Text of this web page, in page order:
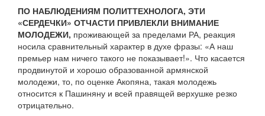
ПО НАБЛЮДЕНИЯМ ПОЛИТТЕХНОЛОГА, ЭТИ
«СЕРДЕЧКИ» ОТЧАСТИ ПРИВЛЕКЛИ ВНИМАНИЕ
МОЛОДЕЖИ, проживающей за пределами РА, реакция
носила сравнительный характер в духе фразы: «А наш
премьер нам ничего такого не показывает!». Что касается
продвинутой и хорошо образованной армянской
молодежи, то, по оценке Акопяна, такая молодежь
относится к Пашиняну и всей правящей верхушке резко
отрицательно.